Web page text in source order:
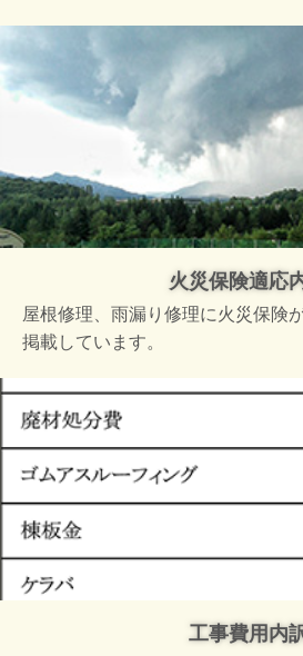
火災保険適応
屋根修理、雨漏り修理に火災保険
掲載しています。
工事費用内